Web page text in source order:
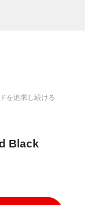
を追求し続ける
Black